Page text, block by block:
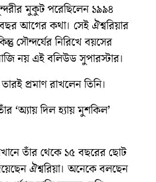
মুকুট পরেছিলেন ১৯৯৪
আগের কথা। সেই ঐশ্বরিয়ার
সৌন্দর্যের নিরিখে বয়সের
নয় এই বলিউড সুপারস্টার।
প্রমাণ রাখলেন তিনি।
‘অ্যায় দিল হ্যায় মুশকিল’
তাঁর থেকে ১৫ বছরের ছোট
ঐশ্বরিয়া। অনেকে বলছেন